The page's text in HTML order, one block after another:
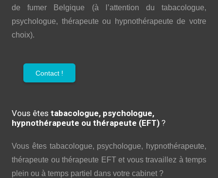
de fumer Belgique (à l’attention du tabacologue,
psychologue, thérapeute ou hypnothérapeute de votre
choix).
Contact !
Vous êtes tabacologue, psychologue,
hypnothérapeute ou thérapeute (EFT) ?
Vous êtes tabacologue, psychologue, hypnothérapeute,
thérapeute ou thérapeute EFT et vous travaillez à temps
plein ou à temps partiel dans votre cabinet ?